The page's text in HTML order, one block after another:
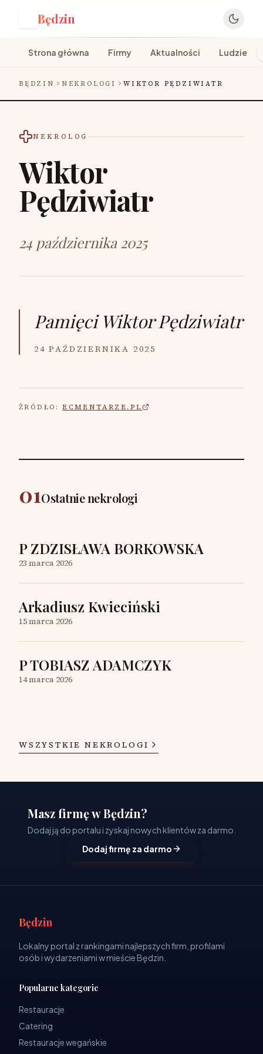
Będzin
Strona główna Firmy Aktualności Ludzie
BĘDZIN NEKROLOGI WIKTOR PĘDZIWIATR
NEKROLOG
Wiktor
Pędziwiatr
24 października 2025
Pamięci Wiktor Pędziwiatr
24 PAŹDZIERNIKA 2025
ŹRÓDŁO: ECMENTARZE.PL
01Ostatnie nekrologi
P ZDZISŁAWA BORKOWSKA
23 marca 2026
Arkadiusz Kwieciński
15 marca 2026
P TOBIASZ ADAMCZYK
14 marca 2026
WSZYSTKIE NEKROLOGI
Masz firmę w Będzin?
Dodaj ją do portalu i zyskaj nowych klientów za darmo.
Dodaj firmę za darmo
Będzin
Lokalny portal z rankingami najlepszych firm, profilami
osób i wydarzeniami w mieście Będzin.
Popularne kategorie
Restauracje
Catering
Restauracje wegańskie